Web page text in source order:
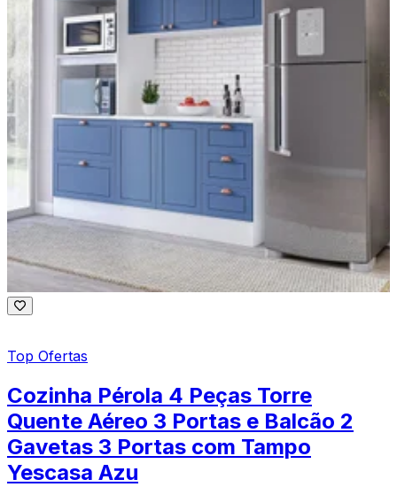
Top Ofertas
Cozinha Pérola 4 Peças Torre
Quente Aéreo 3 Portas e Balcão 2
Gavetas 3 Portas com Tampo
Yescasa Azu